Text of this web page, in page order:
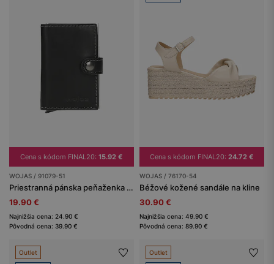
Cena s kódom FINAL20: 15.92 €
WOJAS / 91079-51
Priestranná pánska peňaženka z čiernej lícovej kože
19.90 €
Najnižšia cena: 24.90 €
Pôvodná cena: 39.90 €
Cena s kódom FINAL20: 24.72 €
WOJAS / 76170-54
Béžové kožené sandále na kline
30.90 €
Najnižšia cena: 49.90 €
Pôvodná cena: 89.90 €
Outlet Outlet